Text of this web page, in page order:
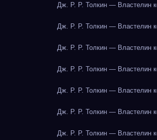
Дж. Р. Р. Толкин — Властелин
Дж. Р. Р. Толкин — Властелин
Дж. Р. Р. Толкин — Властелин
Дж. Р. Р. Толкин — Властелин
Дж. Р. Р. Толкин — Властелин
Дж. Р. Р. Толкин — Властелин
Дж. Р. Р. Толкин — Властелин